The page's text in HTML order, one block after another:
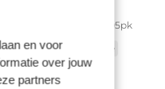
en voor
over jouw
partners
greentech selection 95pk
Benzine